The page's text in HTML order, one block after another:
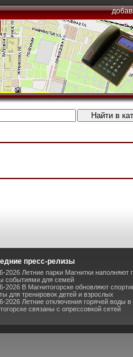
пресс-релизы
2026 Летние парки Магнитки наполняют
событиями для семей
2026 В Магнитогорске обновляют
для тренировок детей и взрослых
2026 Летние отключения горячей воды в
связаны с опрессовкой сетей